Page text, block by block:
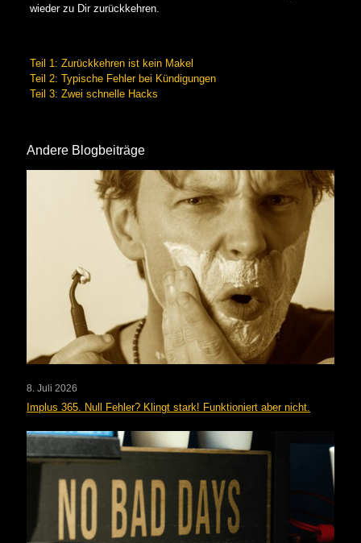
wieder zu Dir zurückkehren.
Teil 1: Zurückkehren ist kein Makel
Teil 2: Typische Fehler bei Kündigungen
Teil 3: Zwei schnelle Hacks
Andere Blogbeiträge
8. Juli 2026
Implus 365. Null Fehler? Klingt stark! Funktioniert aber nicht.